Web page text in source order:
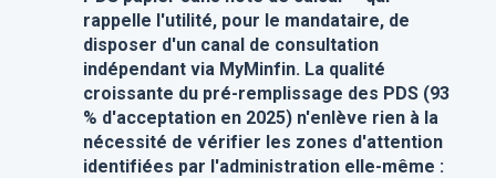
rappelle l'utilité, pour le mandataire, de
disposer d'un canal de consultation
indépendant via MyMinfin. La qualité
croissante du pré-remplissage des PDS (93
% d'acceptation en 2025) n'enlève rien à la
nécessité de vérifier les zones d'attention
identifiées par l'administration elle-même :